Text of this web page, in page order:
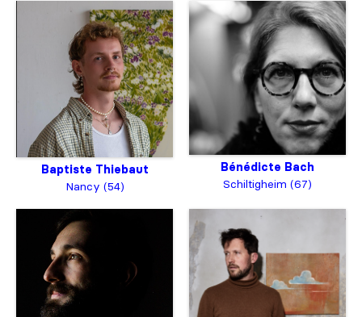
Baptiste Thiebaut
Nancy (54)
Bénédicte Bach
Schiltigheim (67)